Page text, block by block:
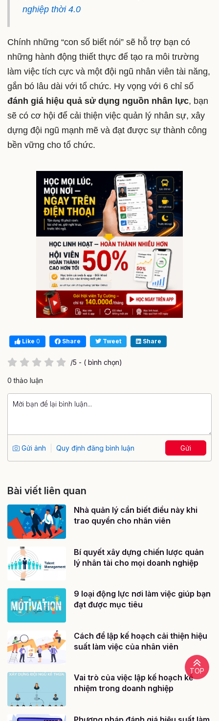
nghiệp thời 4.0
Chính những “con số biết nói” sẽ hỗ trợ bạn có
những hành động thiết thực để tạo ra môi trường
làm việc tích cực và một đội ngũ nhân viên tài năng,
gắn bó lâu dài với tổ chức. Hy vọng với 6 chỉ số
đánh giá hiệu quả sử dụng nguồn nhân lực, bạn
sẽ có cơ hội để cải thiện việc quản lý nhân sự, xây
dựng đội ngũ mạnh mẽ và đạt được sự thành công
bền vững cho tổ chức.
Like 0 Share Tweet Share
/5 - ( bình chọn)
0 thảo luận
Gửi ảnh Quy định đăng bình luận Gửi
Bài viết liên quan
Nhà quản lý cần biết điều này khi
trao quyền cho nhân viên
Bí quyết xây dựng chiến lược quản
lý nhân tài cho mọi doanh nghiệp
9 loại động lực nơi làm việc giúp bạn
đạt được mục tiêu
Cách để lập kế hoạch cải thiện hiệu
suất làm việc của nhân viên
Vai trò của việc lập kế hoạch kế
nhiệm trong doanh nghiệp
TOP